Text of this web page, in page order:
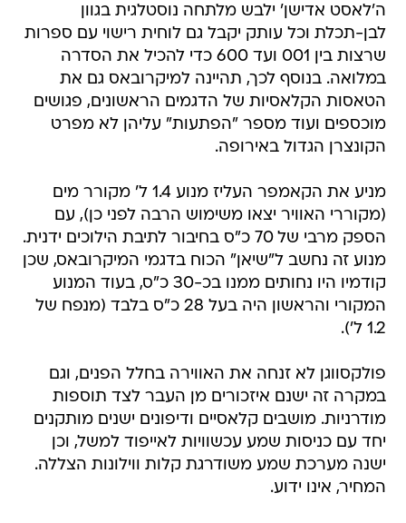
ה'לאסט אדישן' ילבש מלתחה נוסטלגית בגוון
לבן-תכלת וכל עותק יקבל גם לוחית רישוי עם ספרות
שרצות בין 001 ועד 600 כדי להכיל את הסדרה
במלואה. בנוסף לכך, תהיינה למיקרובאס גם את
הטאסות הקלאסיות של הדגמים הראשונים, פגושים
מוכספים ועוד מספר "הפתעות" עליהן לא מפרט
הקונצרן הגדול באירופה.
מניע את הקאמפר העליז מנוע 1.4 ל' מקורר מים
(מקוררי האוויר יצאו משימוש הרבה לפני כן), עם
הספק מרבי של 70 כ"ס בחיבור לתיבת הילוכים ידנית.
מנוע זה נחשב ל"שיאן" הכוח בדגמי המיקרובאס, שכן
קודמיו היו נחותים ממנו בכ-30 כ"ס, בעוד המנוע
המקורי והראשון היה בעל 28 כ"ס בלבד (מנפח של
1.2 ל').
פולקסווגן לא זנחה את האווירה בחלל הפנים, וגם
במקרה זה ישנם איזכורים מן העבר לצד תוספות
מודרניות. מושבים קלאסיים ודיפונים ישנים מותקנים
יחד עם כניסות שמע עכשוויות לאייפוד למשל, וכן
ישנה מערכת שמע משודרגת קלות ווילונות הצללה.
המחיר, אינו ידוע.